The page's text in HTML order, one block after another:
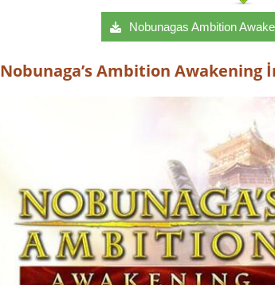
Nobunagas Ambition
Nobunaga’s Ambition Awakening